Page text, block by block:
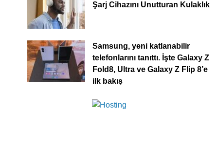
Şarj Cihazını Unutturan Kulaklık
Samsung, yeni katlanabilir
telefonlarını tanıttı. İşte Galaxy Z
Fold8, Ultra ve Galaxy Z Flip 8’e
ilk bakış